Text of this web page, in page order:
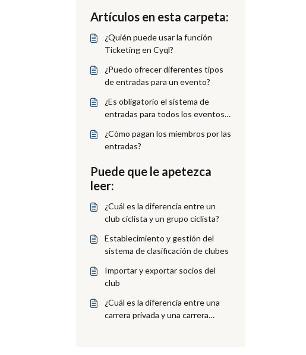
Artículos en esta carpeta:
¿Quién puede usar la función
Ticketing en Cyql?
¿Puedo ofrecer diferentes tipos
de entradas para un evento?
¿Es obligatorio el sistema de
entradas para todos los eventos
¿Cómo pagan los miembros por las
entradas?
Puede que le apetezca
leer:
¿Cuál es la diferencia entre un
club ciclista y un grupo ciclista?
Establecimiento y gestión del
sistema de clasificación de clubes
Importar y exportar socios del
club
¿Cuál es la diferencia entre una
carrera privada y una carrera